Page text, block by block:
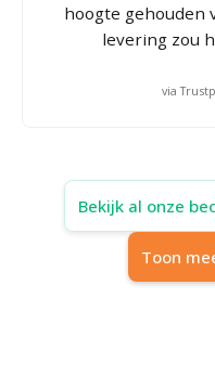
hoogte gehouden
levering zou
via
Bekijk al onze
Toon